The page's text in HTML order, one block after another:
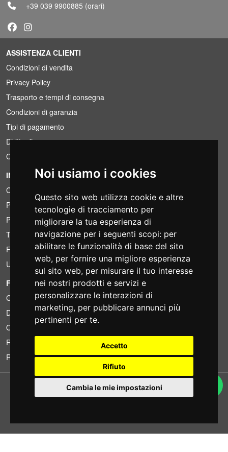
Noi usiamo i cookies
Questo sito web utilizza cookie e altre
tecnologie di tracciamento per
migliorare la tua esperienza di
navigazione per i seguenti scopi: per
abilitare le funzionalità di base del sito
web, per fornire una migliore esperienza
sul sito web, per misurare il tuo interesse
nei nostri prodotti e servizi e
personalizzare le interazioni di
marketing, per pubblicare annunci più
pertinenti per te.
Accetto
Rifiuto
Cambia le mie impostazioni
+39 039 9900885 (orari)
ASSISTENZA CLIENTI
Condizioni di vendita
Privacy Policy
Trasporto e tempi di consegna
Condizioni di garanzia
Tipi di pagamento
Diritto di recesso
Condizioni IVA
INFORMAZIONI
Condizioni di noleggio
Preventivi
Pacchetti risparmio
Trovato a meno?
Finanziamento
Usato
FOTOCOLOMBO.IT
Chi siamo
Dove siamo
Orari di negozio
Recensioni su Trovaprezzi
Recensioni su Google
Copyright © Fotocolombo Srl - Viale Verdi 95 - 23807 Merate (LC) - P. Iva
03298370135 - SDI: M5UXCR1